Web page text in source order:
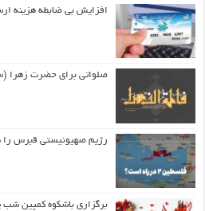
افزایش بی ضابطه هزینه
صلواتی برای حضرت زهرا
رژیم صهیونیستی قبرس را
برگزاری باشکوه کمپین شب